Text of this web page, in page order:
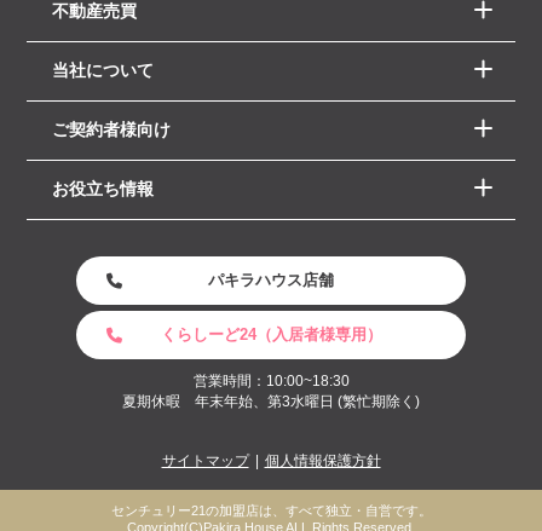
不動産売買
当社について
ご契約者様向け
お役立ち情報
パキラハウス店舗
くらしーど24（入居者様専用）
営業時間：10:00~18:30
夏期休暇 年末年始、第3水曜日 (繁忙期除く)
サイトマップ 個人情報保護方針
センチュリー21の加盟店は、すべて独立・自営です。
Copyright(C)Pakira House ALL Rights Reserved.